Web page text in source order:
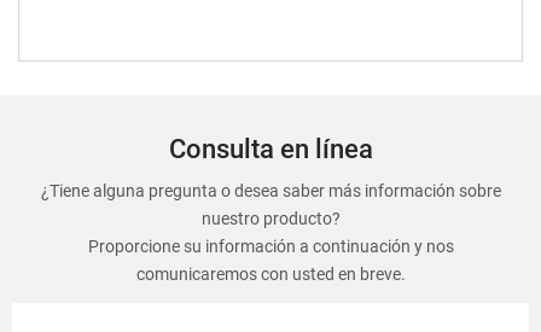
Consulta en línea
¿Tiene alguna pregunta o desea saber más información sobre
nuestro producto?
Proporcione su información a continuación y nos
comunicaremos con usted en breve.